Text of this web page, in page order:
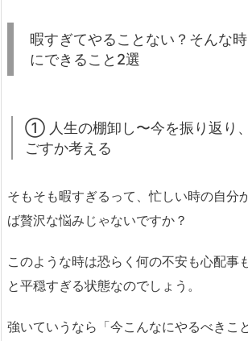
暇すぎてやることない？そんな
にできること2選
① 人生の棚卸し〜今を振り返り
ごすか考える
そもそも暇すぎるって、忙しい時の自分
ば贅沢な悩みじゃないですか？
このような時は恐らく何の不安も心配事
と平穏すぎる状態なのでしょう。
強いていうなら「今こんなにやるべきこ